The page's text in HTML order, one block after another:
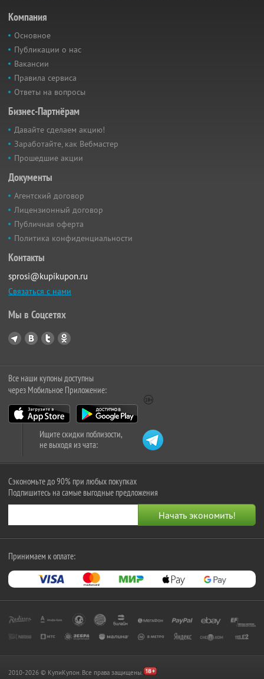
Компания
Основное
Публикации о нас
Вакансии
Правила сервиса
Ответы на вопросы
Бизнес-Партнёрам
Давайте сделаем акцию!
Заработайте, как Вебмастер
Прошедшие акции
Документы
Агентский договор
Лицензионный договор
Публичная оферта
Политика конфиденциальности
Контакты
sprosi@kupikupon.ru
Связаться с нами
Мы в Соцсетях
Все наши купоны доступны
через Мобильное Приложение:
Ищите скидки поблизости,
не выходя из чата:
Сэкономьте до 90% при любых покупках
Подпишитесь на самые выгодные предложения
Принимаем к оплате:
2010-2026 © КупиКупон. Все права защищены.